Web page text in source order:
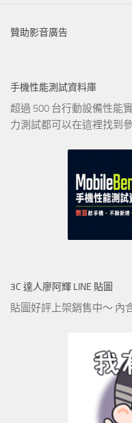
贊助影音廣告
手機性能測試資料庫
超過 500 台行動設備性能
力測試都可以在這裡找到
3C 達人廖阿輝 LINE 貼圖
貼圖好評上架銷售中～ 內